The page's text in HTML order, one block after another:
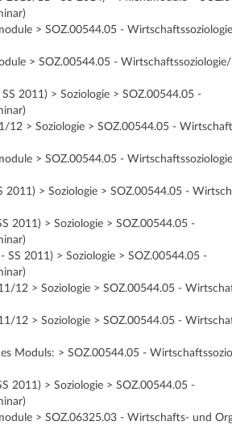
> SOZ.00544.05 -
> SOZ.00544.05 -
2011) > Soziologie > SOZ.00544.05 -
12 > Soziologie > SOZ.00544.05 -
> SOZ.00544.05 -
> Soziologie > SOZ.00544.05 -
2011) > Soziologie > SOZ.00544.05 -
2011) > Soziologie > SOZ.00544.05 -
12 > Soziologie > SOZ.00544.05 -
12 > Soziologie > SOZ.00544.05 -
Moduls: > SOZ.00544.05 -
2011) > Soziologie > SOZ.00544.05 -
> SOZ.06325.03 - Wirtschafts- und